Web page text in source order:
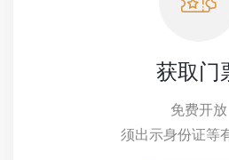
获取门
免费开放
须出示身份证等